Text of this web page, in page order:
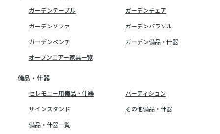
ガーデンテーブル
ガーデンチェア
ガーデンソファ
ガーデンパラソル
ガーデンベンチ
ガーデン備品・什器
オープンエアー家具一覧
備品・什器
セレモニー用備品・什器
パーティション
サインスタンド
その他備品・什器
備品・什器一覧